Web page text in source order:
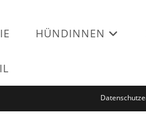
HÜNDINNEN